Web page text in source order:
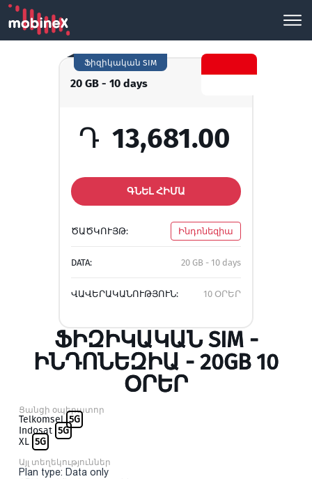
20 GB - 10 days
Ֆիզիկական SIM
Դ 13,681.00
ԳՆԵԼ ՀԻՄԱ
ԾԱԾԿՈՒՅԹ: Ինդոնեզիա
DATA: 20 GB - 10 days
ՎԱՎԵՐԱԿԱՆՈՒԹՅՈՒՆ: 10 ՕՐԵՐ
ՖԻԶԻԿԱԿԱՆ SIM -
ԻՆԴՈՆԵԶԻԱ - 20GB 10
ՕՐԵՐ
Ցանցի օպերատոր
Telkomsel 5G
Indosat 5G
XL 5G
Այլ տեղեկություններ
Plan type: Data only